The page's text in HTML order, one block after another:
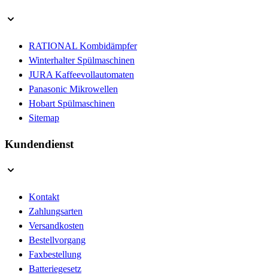
RATIONAL Kombidämpfer
Winterhalter Spülmaschinen
JURA Kaffeevollautomaten
Panasonic Mikrowellen
Hobart Spülmaschinen
Sitemap
Kundendienst
Kontakt
Zahlungsarten
Versandkosten
Bestellvorgang
Faxbestellung
Batteriegesetz